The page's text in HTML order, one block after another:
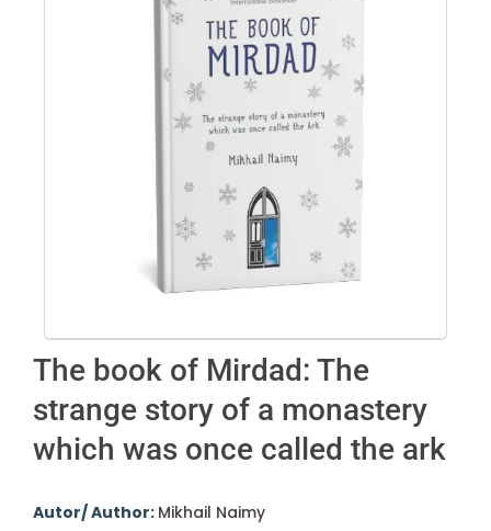
The book of Mirdad: The
strange story of a monastery
which was once called the ark
Autor/ Author: Mikhail Naimy